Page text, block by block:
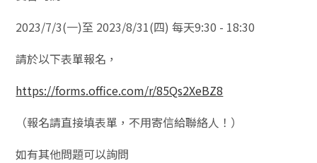
2023/7/3(一)至 2023/8/31(四) 每天9:30 - 18:30
請於以下表單報名，
https://forms.office.com/r/85Qs2XeBZ8
（報名請直接填表單，不用寄信給聯絡人！）
如有其他問題可以詢問